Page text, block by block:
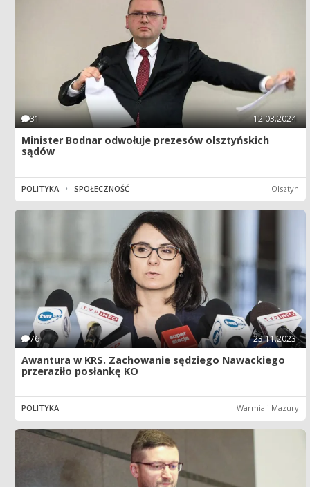
31 12.03.2024
Minister Bodnar odwołuje prezesów olsztyńskich
sądów
POLITYKA • SPOŁECZNOŚĆ Olsztyn
76 23.11.2023
Awantura w KRS. Zachowanie sędziego Nawackiego
przeraziło posłankę KO
POLITYKA Warmia i Mazury